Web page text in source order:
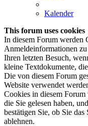
Kalender
This forum uses cookies
In diesem Forum werden
Anmeldeinformationen
Ihren letzten Besuch,
kleine Textdokumente,
Die von diesem Forum
Website verwendet
Cookies in diesem
die Sie gelesen haben,
bestätigen Sie, ob Sie
ablehnen.